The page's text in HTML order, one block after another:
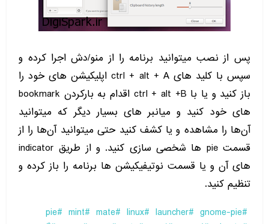
پس از نصب میتوانید برنامه را از منو/دش اجرا کرده و
سپس با کلید های ctrl + alt + A اپلیکیشن های خود را
باز کنید و یا با ctrl + alt +B اقدام به بارکردن bookmark
های خود کنید و میانبر های بسیار دیگر که میتوانید
آن‌ها را مشاهده و یا کشف کنید حتی میتوانید آن‌ها را از
قسمت pie ها شخصی سازی کنید. و از طریق indicator
های آن و یا قسمت نوتیفیکیشن ها برنامه را باز کرده و
تنظیم کنید.
gnome-pie
launcher
linux
mate
mint
pie